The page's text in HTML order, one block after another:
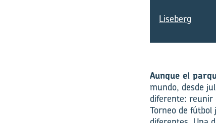
Liseberg
Aunque el
mundo, desde
diferente: reunir
Torneo de fútbol